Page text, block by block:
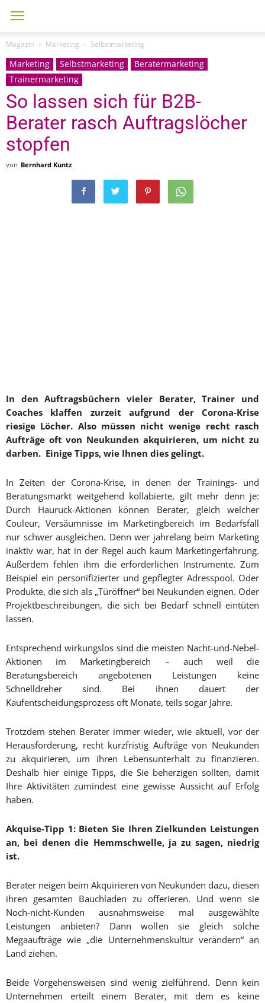
Magazin Marketing Selbstmarketing
Marketing Selbstmarketing
Beratermarketing
Trainermarketing
So lassen sich für B2B-
Berater rasch Auftragslöcher
stopfen
von Bernhard Kuntz
In den Auftragsbüchern vieler Berater, Trainer und
Coaches klaffen zurzeit aufgrund der Corona-Krise
riesige Löcher. Also müssen nicht wenige recht rasch
Aufträge oft von Neukunden akquirieren, um nicht zu
darben. Einige Tipps, wie Ihnen dies gelingt.
In Zeiten der Corona-Krise, in denen der Trainings- und
Beratungsmarkt weitgehend kollabierte, gilt mehr denn je:
Durch Hauruck-Aktionen können Berater, gleich welcher
Couleur, Versäumnisse im Marketingbereich im Bedarfsfall
nur schwer ausgleichen. Denn wer jahrelang beim Marketing
inaktiv war, hat in der Regel auch kaum Marketingerfahrung.
Außerdem fehlen ihm die erforderlichen Instrumente. Zum
Beispiel ein personifizierter und gepflegter Adresspool. Oder
Produkte, die sich als „Türöffner“ bei Neukunden eignen. Oder
Projektbeschreibungen, die sich bei Bedarf schnell eintüten
lassen.
Entsprechend wirkungslos sind die meisten Nacht-und-Nebel-
Aktionen im Marketingbereich – auch weil die
Beratungsbereich angebotenen Leistungen keine
Schnelldreher sind. Bei ihnen dauert der
Kaufentscheidungsprozess oft Monate, teils sogar Jahre.
Trotzdem stehen Berater immer wieder, wie aktuell, vor der
Herausforderung, recht kurzfristig Aufträge von Neukunden
zu akquirieren, um ihren Lebensunterhalt zu finanzieren.
Deshalb hier einige Tipps, die Sie beherzigen sollten, damit
Ihre Aktivitäten zumindest eine gewisse Aussicht auf Erfolg
haben.
Akquise-Tipp 1: Bieten Sie Ihren Zielkunden Leistungen
an, bei denen die Hemmschwelle, ja zu sagen, niedrig
ist.
Berater neigen beim Akquirieren von Neukunden dazu, diesen
ihren gesamten Bauchladen zu offerieren. Und wenn sie
Noch-nicht-Kunden ausnahmsweise mal ausgewählte
Leistungen anbieten? Dann wollen sie gleich solche
Megaaufträge wie „die Unternehmenskultur verändern“ an
Land ziehen.
Beide Vorgehensweisen sind wenig zielführend. Denn kein
Unternehmen erteilt einem Berater, mit dem es keine